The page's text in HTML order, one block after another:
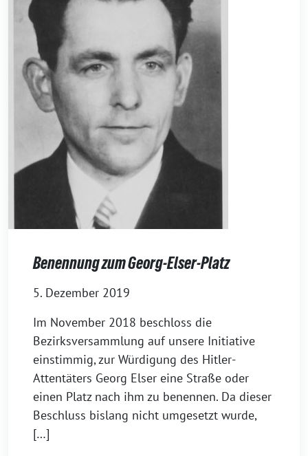
Benennung zum Georg-Elser-Platz
5. Dezember 2019
Im November 2018 beschloss die
Bezirksversammlung auf unsere Initiative
einstimmig, zur Würdigung des Hitler-
Attentäters Georg Elser eine Straße oder
einen Platz nach ihm zu benennen. Da dieser
Beschluss bislang nicht umgesetzt wurde,
[…]